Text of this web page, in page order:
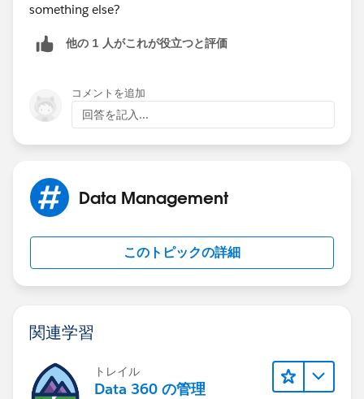
something else?
他の 1 人がこれが役立つと評価
コメントを追加
回答を記入...
Data Management
このトピックの詳細
関連学習
トレイル
Data 360 の管理